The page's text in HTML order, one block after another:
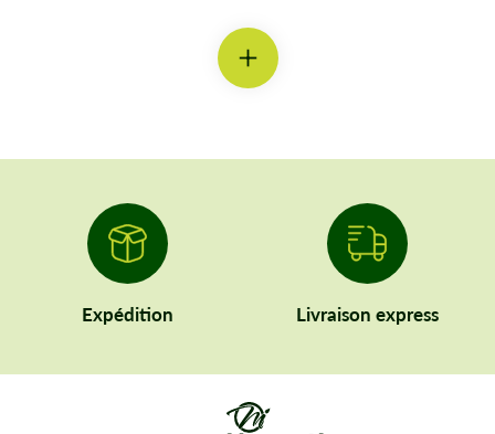
catalogue s’enrichit afin de vous proposer toujours plus de
pièces détachées pour tondeuses, débroussailleuses,
tronçonneuses, taille-haies et matériels de motoculture
Commandé avant 13h, expédié le soir même
. En choisissant le
transport adapté, la livraison peut intervenir dès le lendemain.
Entretenir son jardin avec du matériel fiable et
durable
entretenus. Tondre une pelouse, débroussailler un terrain ou
tailler une haie nécessite du matériel spécifique, soumis à une
usure naturelle avec le temps. Plutôt que de remplacer vos
Expédition Livraison express